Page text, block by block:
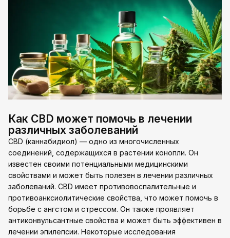
Как CBD может помочь в лечении
различных заболеваний
CBD (каннабидиол) — одно из многочисленных
соединений, содержащихся в растении конопли. Он
известен своими потенциальными медицинскими
свойствами и может быть полезен в лечении различных
заболеваний. CBD имеет противовоспалительные и
противоанксиолитические свойства, что может помочь в
борьбе с ангстом и стрессом. Он также проявляет
антиконвульсантные свойства и может быть эффективен в
лечении эпилепсии. Некоторые исследования